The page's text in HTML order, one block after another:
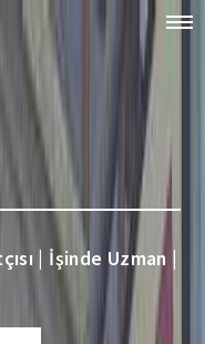
| İşinde Uzman |